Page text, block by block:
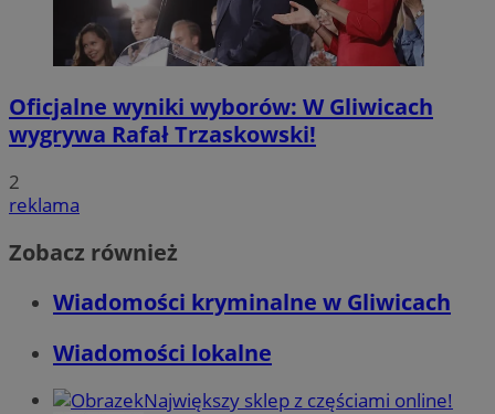
Oficjalne wyniki wyborów: W Gliwicach
wygrywa Rafał Trzaskowski!
2
reklama
Zobacz również
Wiadomości kryminalne w Gliwicach
Wiadomości lokalne
Największy sklep z częściami online!